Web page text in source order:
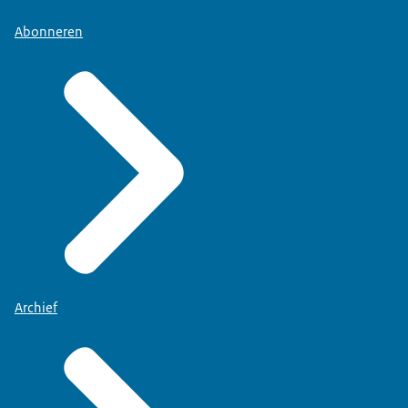
Abonneren
Archief